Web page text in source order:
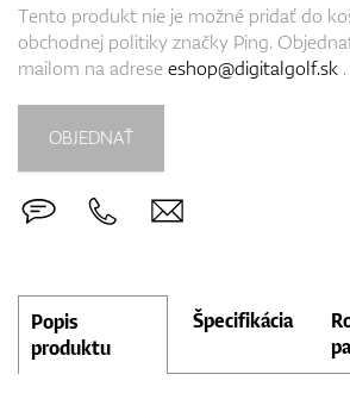
Tento produkt nie je možné pridať do
obchodnej politiky značky Ping.
mailom na adreseeshop@digitalgolf.sk .
OBJEDNAŤ
Popis
produktu
Špecifikácia